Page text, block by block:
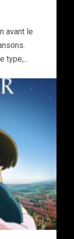
avant le
type,...